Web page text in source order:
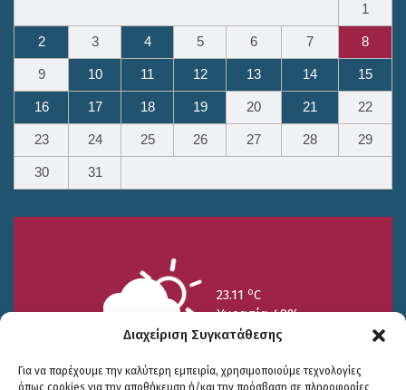
Διαχείριση Συγκατάθεσης
Για να παρέχουμε την καλύτερη εμπειρία, χρησιμοποιούμε τεχνολογίες
όπως cookies για την αποθήκευση ή/και την πρόσβαση σε πληροφορίες
1
2 3 4 5 6 7 8
9 10 11 12 13 14 15
16 17 18 19 20 21 22
23 24 25 26 27 28 29
30 31
23.11 oC
Υγρασία 49%